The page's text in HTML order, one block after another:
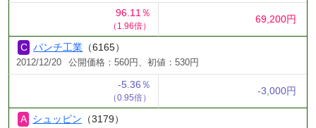
96.11％
（1.96倍）
69,200円
パンチ工業 （6165）
2012/12/20 公開価格：560円、初値：530円
-5.36％
（0.95倍）
-3,000円
シュッピン （3179）